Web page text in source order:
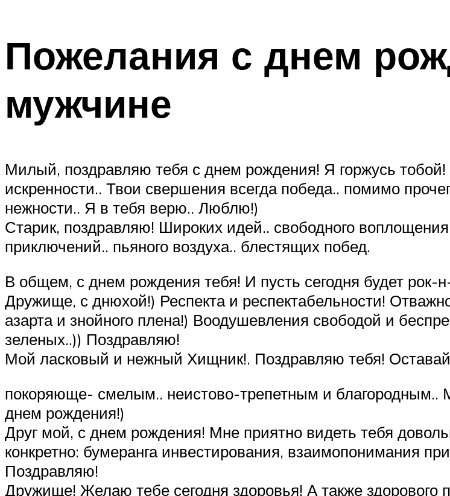
Пожелания с днем
мужчине
Милый, поздравляю тебя с днем рождения! Я горжусь
искренности.. Твои свершения всегда победа.. помимо
нежности.. Я в тебя верю.. Люблю!)
Старик, поздравляю! Широких идей.. свободного
приключений.. пьяного воздуха.. блестящих побед.
В общем, с днем рождения тебя! И пусть сегодня будет рок-
Дружище, с днюхой!) Респекта и респектабельности!
азарта и знойного плена!) Воодушевления свободой и
зеленых..)) Поздравляю!
Мой ласковый и нежный Хищник!. Поздравляю тебя!
покоряюще- смелым.. неистово-трепетным и
днем рождения!)
Друг мой, с днем рождения! Мне приятно видеть тебя
конкретно: бумеранга инвестирования, взаимопонимания
Поздравляю!
Дружище! Желаю тебе сегодня здоровья! А также здорового